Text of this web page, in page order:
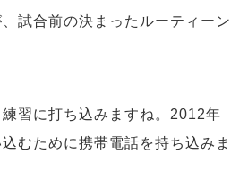
試合前の決まったルーティーン
習に打ち込みますね。2012年
むために携帯電話を持ち込みま